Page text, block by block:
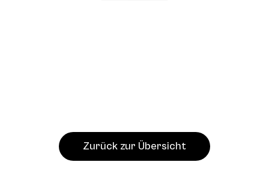
Zurück zur Übersicht